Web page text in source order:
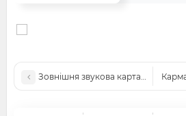
Зовнішня звукова карта USB 7.1